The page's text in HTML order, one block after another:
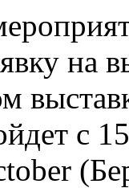
на
с